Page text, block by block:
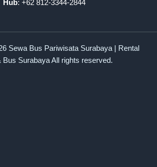
Hub: +62 812-3344-2844
Sewa Bus Pariwisata Surabaya | Rental
Bus Surabaya All rights reserved.